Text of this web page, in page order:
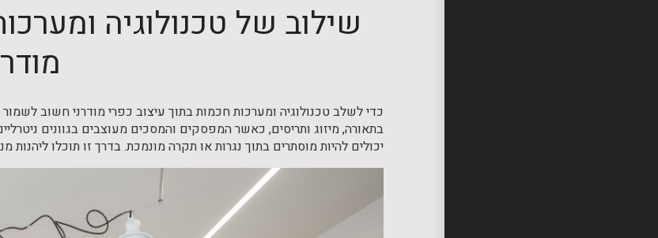
שילוב של טכנולוגיה
כדי לשלב טכנולוגיה ומערכות חכמות בתוך עיצוב כפרי מודרני חשוב
בתאורה, מיזוג ותריסים, כאשר המפסקים והמסכים מעוצבים בגוונים
יכולים להיות מוסתרים בתוך נגרות או תקרה מונמכת. בדרך זו תוכלו